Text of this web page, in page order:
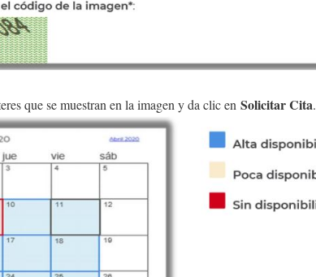
que se muestran en la imagen y da clic en Solicitar Cita.